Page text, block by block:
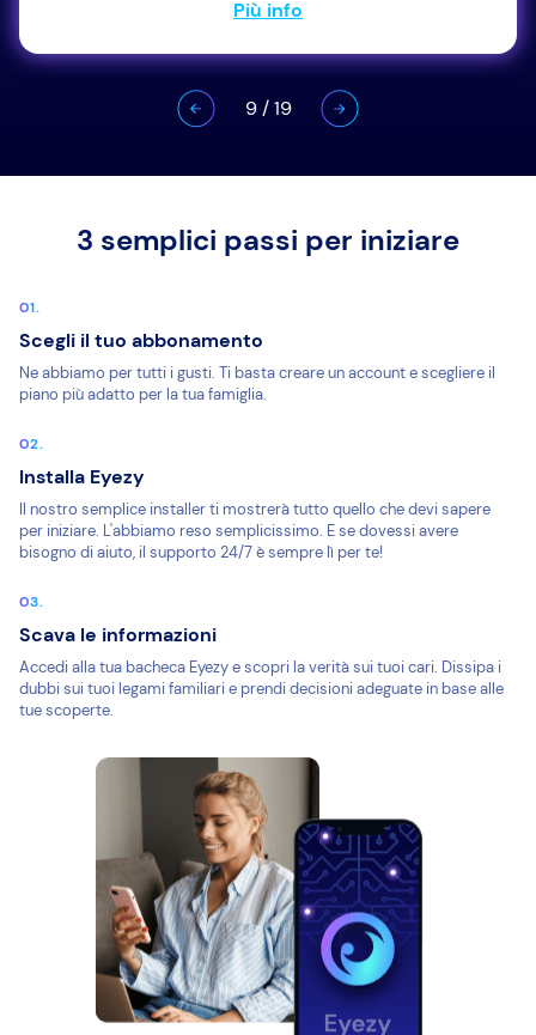
Più info
9/19
3 semplici passi per iniziare
Scegli il tuo abbonamento
Ne abbiamo per tutti i gusti. Ti basta creare un account e scegliere il
piano più adatto per la tua famiglia.
Installa Eyezy
Il nostro semplice installer ti mostrerà tutto quello che devi sapere
per iniziare. L'abbiamo reso semplicissimo. E se dovessi avere
bisogno di aiuto, il supporto 24/7 è sempre lì per te!
Scava le informazioni
Accedi alla tua bacheca Eyezy e scopri la verità sui tuoi cari. Dissipa i
dubbi sui tuoi legami familiari e prendi decisioni adeguate in base alle
tue scoperte.